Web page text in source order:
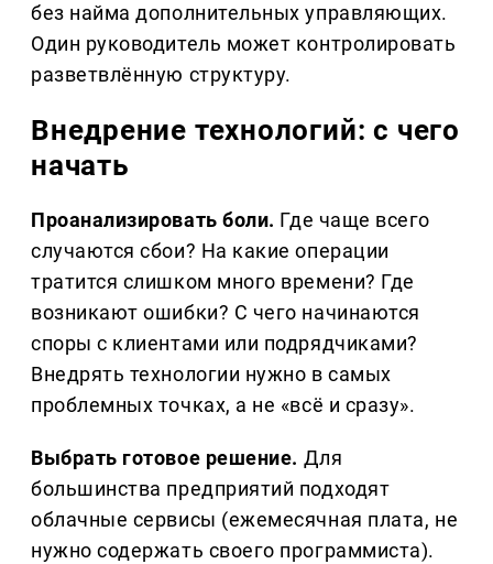
без найма дополнительных управляющих.
Один руководитель может контролировать
разветвлённую структуру.
Внедрение технологий: с чего
начать
Проанализировать боли. Где чаще всего
случаются сбои? На какие операции
тратится слишком много времени? Где
возникают ошибки? С чего начинаются
споры с клиентами или подрядчиками?
Внедрять технологии нужно в самых
проблемных точках, а не «всё и сразу».
Выбрать готовое решение. Для
большинства предприятий подходят
облачные сервисы (ежемесячная плата, не
нужно содержать своего программиста).